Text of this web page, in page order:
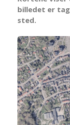
billedet er
sted.